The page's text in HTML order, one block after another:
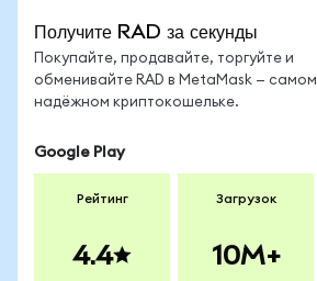
Получите RAD за секунды
Покупайте, продавайте, торгуйте и
обменивайте RAD в MetaMask — самом
надёжном криптокошельке.
Google Play
Рейтинг
4.4
Загрузок
10M+